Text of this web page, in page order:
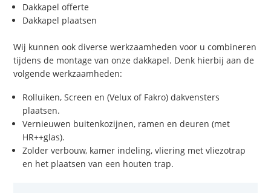
Dakkapel offerte
Dakkapel plaatsen
Wij kunnen ook diverse werkzaamheden voor u combineren
tijdens de montage van onze dakkapel. Denk hierbij aan de
volgende werkzaamheden:
Rolluiken, Screen en (Velux of Fakro) dakvensters
plaatsen.
Vernieuwen buitenkozijnen, ramen en deuren (met
HR++glas).
Zolder verbouw, kamer indeling, vliering met vliezotrap
en het plaatsen van een houten trap.